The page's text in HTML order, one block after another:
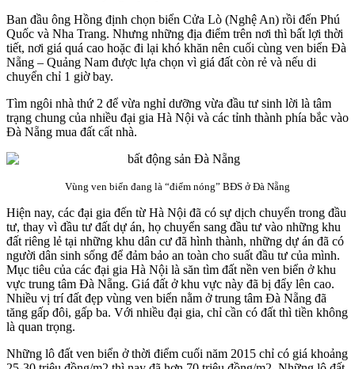
Ban đầu ông Hồng định chọn biển Cửa Lò (Nghệ An) rồi đến Phú
Quốc và Nha Trang. Nhưng những địa điểm trên nơi thì bất lợi thời
tiết, nơi giá quá cao hoặc đi lại khó khăn nên cuối cùng ven biển Đà
Nẵng – Quảng Nam được lựa chọn vì giá đất còn rẻ và nếu di
chuyển chỉ 1 giờ bay.
Tìm ngôi nhà thứ 2 để vừa nghỉ dưỡng vừa đầu tư sinh lời là tâm
trạng chung của nhiều đại gia Hà Nội và các tỉnh thành phía bắc vào
Đà Nẵng mua đất cất nhà.
Vùng ven biển đang là “điểm nóng” BĐS ở Đà Nẵng
Hiện nay, các đại gia đến từ Hà Nội đã có sự dịch chuyển trong đầu
tư, thay vì đầu tư đất dự án, họ chuyển sang đầu tư vào những khu
đất riêng lẻ tại những khu dân cư đã hình thành, những dự án đã có
người dân sinh sống để đảm bảo an toàn cho suất đầu tư của mình.
Mục tiêu của các đại gia Hà Nội là săn tìm đất nền ven biển ở khu
vực trung tâm Đà Nẵng. Giá đất ở khu vực này đã bị đẩy lên cao.
Nhiều vị trí đất đẹp vùng ven biển nằm ở trung tâm Đà Nẵng đã
tăng gấp đôi, gấp ba. Với nhiều đại gia, chỉ cần có đất thì tiền không
là quan trọng.
Những lô đất ven biển ở thời điểm cuối năm 2015 chỉ có giá khoảng